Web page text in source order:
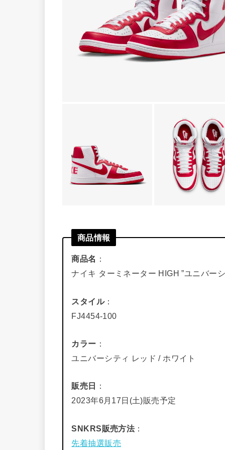
商品情報
商品名 ：
ナイキ ターミネーター HIGH ”ユニバー
スタイル：
FJ4454-100
カラー ：
ユニバーシティ レッド / ホワイト
販売日
：
2023年6月17日(土)販売予定
SNKRS販売方法：
先着抽選販売